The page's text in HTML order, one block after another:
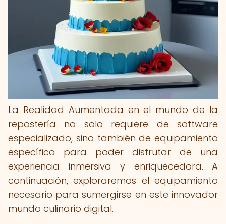
La Realidad Aumentada en el mundo de la
repostería no solo requiere de software
especializado, sino también de equipamiento
específico para poder disfrutar de una
experiencia inmersiva y enriquecedora. A
continuación, exploraremos el equipamiento
necesario para sumergirse en este innovador
mundo culinario digital.